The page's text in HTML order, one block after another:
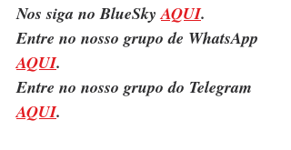
Nos siga no BlueSky AQUI.
Entre no nosso grupo de WhatsApp
AQUI.
Entre no nosso grupo do Telegram
AQUI.